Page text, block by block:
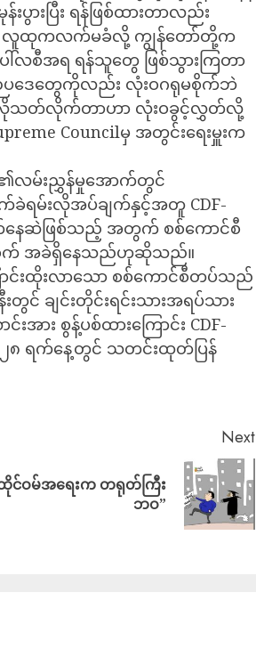
ပွားပြီး ရန်ဖြစ်ထားတာလည်း
လူထုကလက်မခံလို့ ကျွန်တော်တို့က
လစီအရ ရန်သူတွေ ဖြစ်သွားကြတာ
ပဒေတွေကိုလည်း လုံးဝဂရုမစိုက်ဘဲ
အခုလိုသတ်လိုက်တာဟာ လုံးဝခွင့်လွှတ်လို့
Councilမှ အတွင်းရေးမှူးက
၏လမ်းညွှန်မှုအောက်တွင်
ခဲရမ်းလိုအပ်ချက်နှင့်အတူ CDF-
က်နေဆဲဖြစ်သည့် အတွက် စစ်ကောင်စီ
က် အခဲရှိနေသည်ဟုဆိုသည်။
ာင်းထိုးလာသော စစ်ကောင်စီတပ်သည်
င် ချင်းတိုင်းရင်းသားအရပ်သား
ား စွန့်ပစ်ထားကြောင်း CDF-
၂၈ ရက်နေ့တွင် သတင်းထုတ်ပြန်
Next
င်ဝမ်အရေးက တရုတ်ကြီး
ဘဝ”